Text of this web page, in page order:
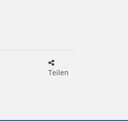
Teilen